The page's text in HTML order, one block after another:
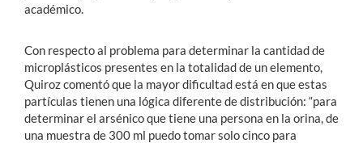
académico.
Con respecto al problema para determinar la cantidad de
microplásticos presentes en la totalidad de un elemento,
Quiroz comentó que la mayor dificultad está en que estas
partículas tienen una lógica diferente de distribución: “para
determinar el arsénico que tiene una persona en la orina, de
una muestra de 300 ml puedo tomar solo cinco para